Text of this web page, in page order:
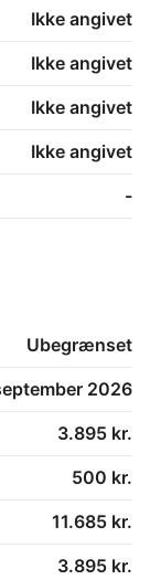
Ikke angivet
Ikke angivet
Ikke angivet
Ikke angivet
-
Ubegrænset
2026
3.895 kr.
500 kr.
11.685 kr.
3.895 kr.